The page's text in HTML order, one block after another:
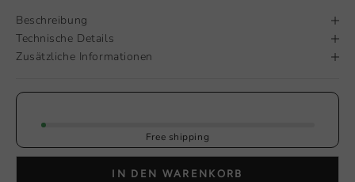
Beschreibung
Technische Details
Zusätzliche Informationen
Free shipping
IN DEN WARENKORB